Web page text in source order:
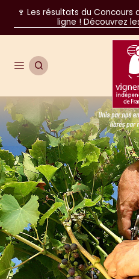
🍷 Les résultats du Concours
ligne ! Découvrez
Ouvrir le menu
OUVRIR LA RECHERCHE
Unis par